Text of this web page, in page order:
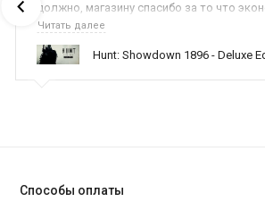
должно, магазину спасибо за то что
время,нервы и деньги, ребята вы
поддержку населению и походу из всех
оказываете помощь
Читать далее
Hunt: Showdown 1896 - Deluxe
Способы оплаты